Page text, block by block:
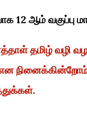
12 ஆம்
தமிழ் வழி
என